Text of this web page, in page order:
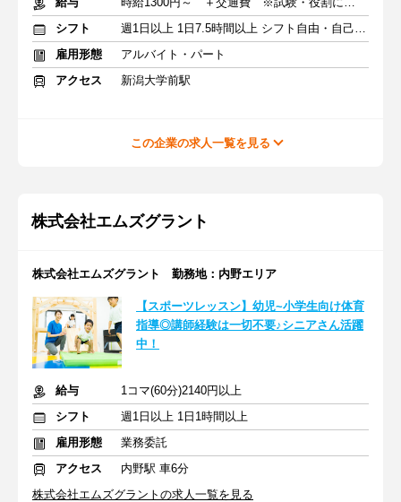
シフト
週1日以上 1日7.5時間以上 シフト自由・自己申告
雇用形態
アルバイト・パート
アクセス
新潟大学前駅
この企業の求人一覧を見る
株式会社エムズグラント
株式会社エムズグラント 勤務地：内野エリア
【スポーツレッスン】幼児~小学生向け体育
指導◎講師経験は一切不要♪シニアさん活躍
中！
給与
1コマ(60分)2140円以上
シフト
週1日以上 1日1時間以上
雇用形態
業務委託
アクセス
内野駅 車6分
株式会社エムズグラントの求人一覧を見る